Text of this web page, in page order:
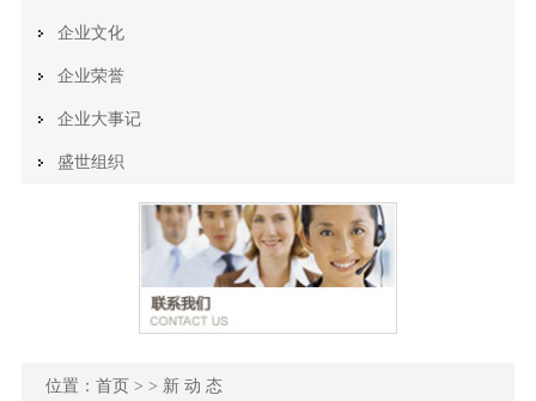
企业文化
企业荣誉
企业大事记
盛世组织
位置： 首页> > 新 动 态